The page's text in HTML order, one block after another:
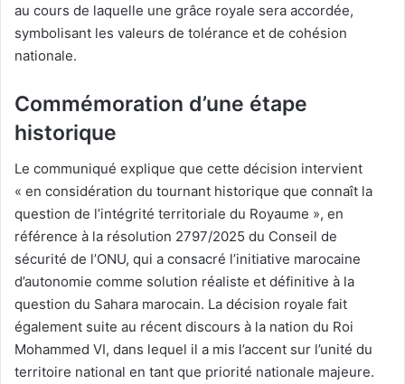
au cours de laquelle une grâce royale sera accordée,
symbolisant les valeurs de tolérance et de cohésion
nationale.
Commémoration d’une étape
historique
Le communiqué explique que cette décision intervient
« en considération du tournant historique que connaît la
question de l’intégrité territoriale du Royaume », en
référence à la résolution 2797/2025 du Conseil de
sécurité de l’ONU, qui a consacré l’initiative marocaine
d’autonomie comme solution réaliste et définitive à la
question du Sahara marocain. La décision royale fait
également suite au récent discours à la nation du Roi
Mohammed VI, dans lequel il a mis l’accent sur l’unité du
territoire national en tant que priorité nationale majeure.